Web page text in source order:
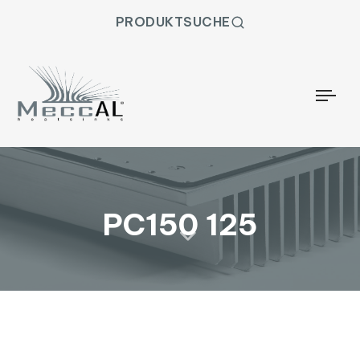
PRODUKTSUCHE
PC150 125